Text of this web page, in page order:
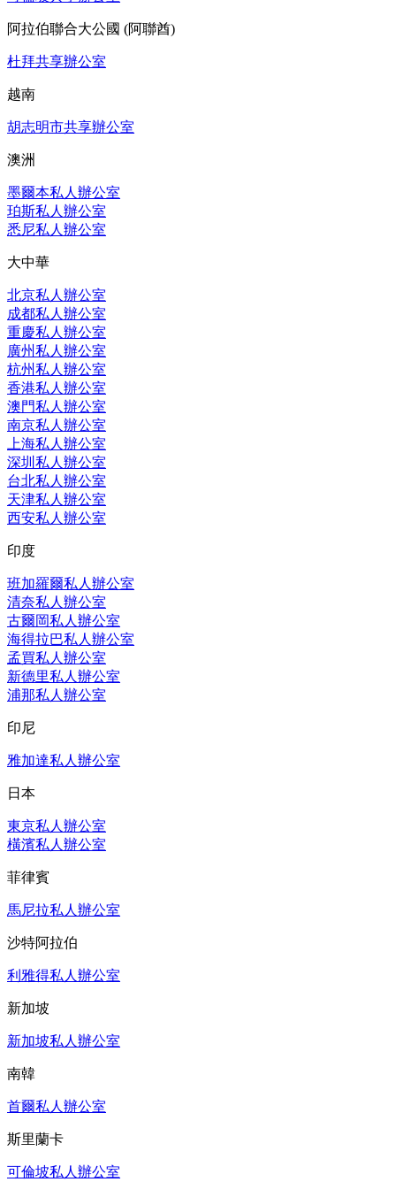
阿拉伯聯合大公國 (阿聯酋)
杜拜共享辦公室
越南
胡志明市共享辦公室
澳洲
墨爾本私人辦公室
珀斯私人辦公室
悉尼私人辦公室
大中華
北京私人辦公室
成都私人辦公室
重慶私人辦公室
廣州私人辦公室
杭州私人辦公室
香港私人辦公室
澳門私人辦公室
南京私人辦公室
上海私人辦公室
深圳私人辦公室
台北私人辦公室
天津私人辦公室
西安私人辦公室
印度
班加羅爾私人辦公室
清奈私人辦公室
古爾岡私人辦公室
海得拉巴私人辦公室
孟買私人辦公室
新德里私人辦公室
浦那私人辦公室
印尼
雅加達私人辦公室
日本
東京私人辦公室
橫濱私人辦公室
菲律賓
馬尼拉私人辦公室
沙特阿拉伯
利雅得私人辦公室
新加坡
新加坡私人辦公室
南韓
首爾私人辦公室
斯里蘭卡
可倫坡私人辦公室